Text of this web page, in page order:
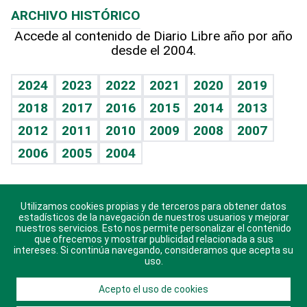
Hablando con el pediatra
Vida y familia
Eñe
Celebrando la vida
Sin complejos
En pocas palabras
Escuchando al corazón
Economía Personal
Línea de hit
TBT Deportivo
Hecho en casa
Guía del dinero
Cumpleaños
Horóscopos
Crucigramas
ARCHIVO HISTÓRICO
Accede al contenido de Diario Libre año por año
desde el 2004.
2024 2023 2022 2021 2020
2019
2018
2017 2016 2015 2014
2013
2012
2011 2010 2009 2008
2007
2006
2005 2004
Descarga nuestras aplicaciones para Android, iOS y
sistema Huawei.
© 2021 Diario Libre, todos los derechos reservados.
Utilizamos cookies propias y de terceros para obtener datos
estadísticos de la navegación de nuestros usuarios y mejorar
nuestros servicios. Esto nos permite personalizar el contenido
que ofrecemos y mostrar publicidad relacionada a sus
intereses. Si continúa navegando, consideramos que acepta su
uso.
Acepto el uso de cookies